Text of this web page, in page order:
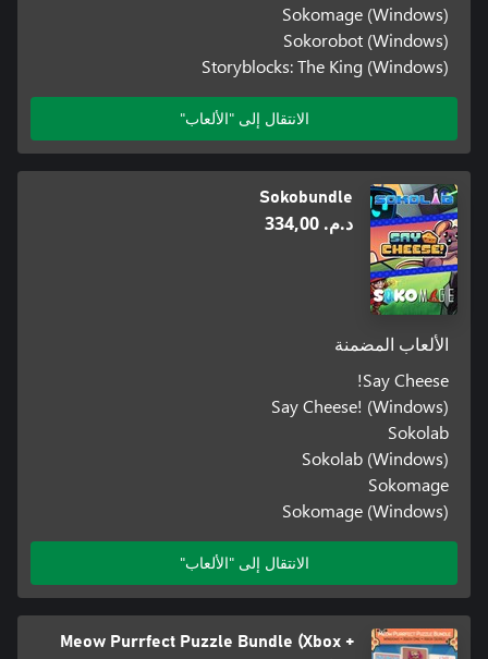
Sokomage (Windows)
Sokorobot (Windows)
Storyblocks: The King (Windows)
الانتقال إلى "الألعاب"
Sokobundle
د.م.‏ 334,00
الألعاب المضمنة
Say Cheese!
Say Cheese! (Windows)
Sokolab
Sokolab (Windows)
Sokomage
Sokomage (Windows)
الانتقال إلى "الألعاب"
Meow Purrfect Puzzle Bundle (Xbox +